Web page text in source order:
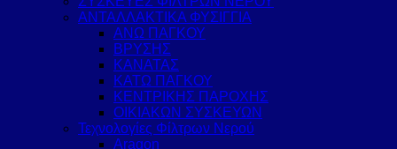
ΑΝΤΑΛΛΑΚΤΙΚΑ ΦΥΣΙΓΓΙΑ
ΑΝΩ ΠΑΓΚΟΥ
ΒΡΥΣΗΣ
ΚΑΝΑΤΑΣ
ΚΑΤΩ ΠΑΓΚΟΥ
ΚΕΝΤΡΙΚΗΣ ΠΑΡΟΧΗΣ
ΟΙΚΙΑΚΩΝ ΣΥΣΚΕΥΩΝ
Τεχνολογίες Φίλτρων Νερού
Aragon